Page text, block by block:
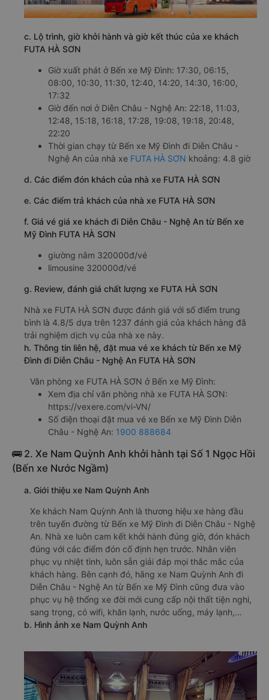
c. Lộ trình, giờ khởi hành và giờ kết thúc của xe khách
FUTA HÀ SƠN
Giờ xuất phát ở Bến xe Mỹ Đình: 17:30, 06:15,
08:00, 10:30, 11:30, 12:40, 14:20, 14:30, 16:00,
17:32
Giờ đến nơi ở Diễn Châu - Nghệ An: 22:18, 11:03,
12:48, 15:18, 16:18, 17:28, 19:08, 19:18, 20:48,
22:20
Thời gian chạy từ Bến xe Mỹ Đình đi Diễn Châu -
Nghệ An của nhà xe FUTA HÀ SƠN khoảng: 4.8 giờ
d. Các điểm đón khách của nhà xe FUTA HÀ SƠN
e. Các điểm trả khách của nhà xe FUTA HÀ SƠN
f. Giá vé giá xe khách đi Diễn Châu - Nghệ An từ Bến xe
Mỹ Đình FUTA HÀ SƠN
giường nằm 320000đ/vé
limousine 320000đ/vé
g. Review, đánh giá chất lượng xe FUTA HÀ SƠN
Nhà xe FUTA HÀ SƠN được đánh giá với số điểm trung
bình là 4.8/5 dựa trên 1237 đánh giá của khách hàng đã
trải nghiệm dịch vụ của nhà xe này.
h. Thông tin liên hệ, đặt mua vé xe khách từ Bến xe Mỹ
Đình đi Diễn Châu - Nghệ An FUTA HÀ SƠN
Văn phòng xe FUTA HÀ SƠN ở Bến xe Mỹ Đình:
Xem địa chỉ văn phòng nhà xe FUTA HÀ SƠN:
https://vexere.com/vi-VN/
Số điện thoại đặt mua vé xe Bến xe Mỹ Đình Diễn
Châu - Nghệ An: 1900 888684
🚌 2. Xe Nam Quỳnh Anh khởi hành tại Số 1 Ngọc Hồi
(Bến xe Nước Ngầm)
a. Giới thiệu xe Nam Quỳnh Anh
Xe khách Nam Quỳnh Anh là thương hiệu xe hàng đầu
trên tuyến đường từ Bến xe Mỹ Đình đi Diễn Châu - Nghệ
An. Nhà xe luôn cam kết khởi hành đúng giờ, đón khách
đúng với các điểm đón cố định hẹn trước. Nhân viên
phục vụ nhiệt tình, luôn sẵn giải đáp mọi thắc mắc của
khách hàng. Bên cạnh đó, hãng xe Nam Quỳnh Anh đi
Diễn Châu - Nghệ An từ Bến xe Mỹ Đình cũng đưa vào
phục vụ hệ thống xe đời mới cung cấp nội thất tiện nghi,
sang trọng, có wifi, khăn lạnh, nước uống, máy lạnh,…
b. Hình ảnh xe Nam Quỳnh Anh